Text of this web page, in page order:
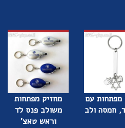
מפתחות עם
חמסה ולב
מחזיק מפתחות
משולב פנס לד
וראש טאצ'